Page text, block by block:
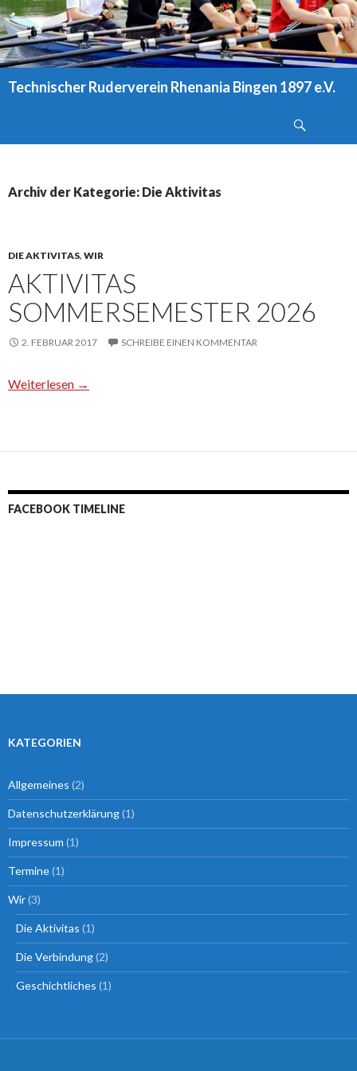
Technischer Ruderverein Rhenania Bingen 1897 e.V.
Archiv der Kategorie: Die Aktivitas
DIE AKTIVITAS, WIR
AKTIVITAS
SOMMERSEMESTER 2026
2. FEBRUAR 2017 SCHREIBE EINEN KOMMENTAR
Weiterlesen →
FACEBOOK TIMELINE
KATEGORIEN
Allgemeines (2)
Datenschutzerklärung(1)
Impressum (1)
Termine(1)
Wir(3)
Die Aktivitas (1)
Die Verbindung(2)
Geschichtliches (1)